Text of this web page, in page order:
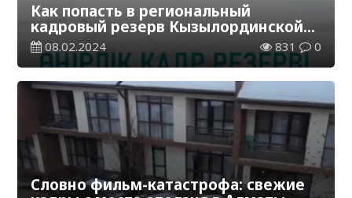
Как попасть в региональный
кадровый резерв Кызылординской
области
08.02.2024 831 0
Словно фильм-катастрофа: свежие